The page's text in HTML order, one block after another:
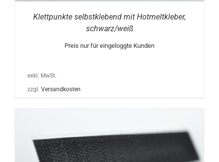
Klettpunkte selbstklebend mit Hotmeltkleber,
schwarz/weiß
Preis nur für eingeloggte Kunden
exkl. MwSt.
zzgl. Versandkosten